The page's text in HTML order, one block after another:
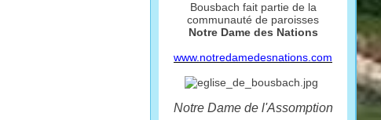
Bousbach fait partie de la
communauté de paroisses
Notre Dame des Nations
www.notredamedesnations.com
Notre Dame de l'Assomption